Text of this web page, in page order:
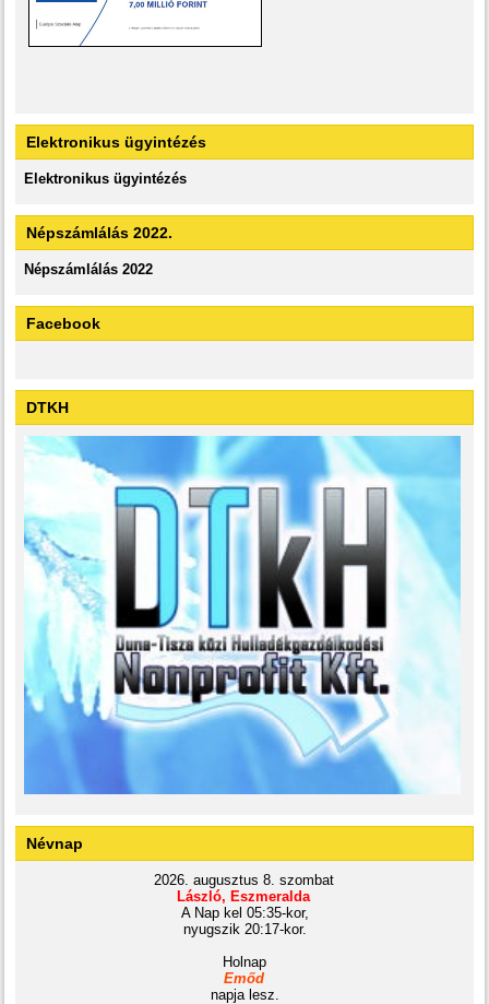
Elektronikus ügyintézés
Elektronikus ügyintézés
Népszámlálás 2022.
Népszámlálás 2022
Facebook
DTKH
Névnap
2026. augusztus 8. szombat
László, Eszmeralda
A Nap kel 05:35-kor,
nyugszik 20:17-kor.
Holnap
Emőd
napja lesz.